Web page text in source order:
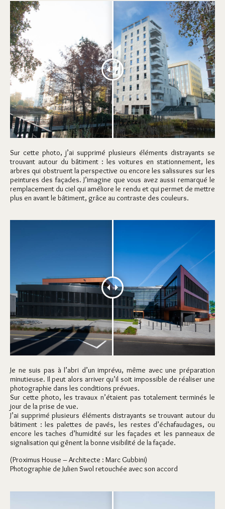
Sur cette photo, j’ai supprimé plusieurs éléments distrayants se
trouvant autour du bâtiment : les voitures en stationnement, les
arbres qui obstruent la perspective ou encore les salissures sur les
peintures des façades. J’imagine que vous avez aussi remarqué le
remplacement du ciel qui améliore le rendu et qui permet de mettre
plus en avant le bâtiment, grâce au contraste des couleurs.
Je ne suis pas à l’abri d’un imprévu, même avec une préparation
minutieuse. Il peut alors arriver qu’il soit impossible de réaliser une
photographie dans les conditions prévues.
Sur cette photo, les travaux n’étaient pas totalement terminés le
jour de la prise de vue.
J’ai supprimé plusieurs éléments distrayants se trouvant autour du
bâtiment : les palettes de pavés, les restes d’échafaudages, ou
encore les taches d’humidité sur les façades et les panneaux de
signalisation qui gênent la bonne visibilité de la façade.
(Proximus House – Architecte : Marc Gubbini)
Photographie de Julien Swol retouchée avec son accord